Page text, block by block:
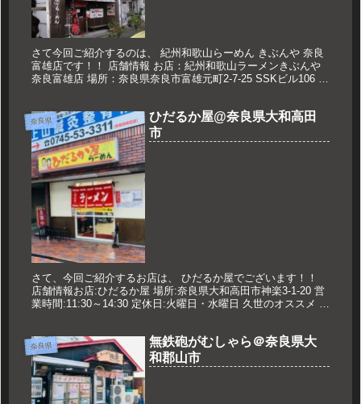
さて今回ご紹介するのは、 紀州和歌山らーめん きぶんや 奈良
富雄店です！！ 店舗情報 お店：紀州和歌山ラーメンきぶんや
奈良富雄店 場所：奈良県奈良市富雄元町2-7-25 SSKビル106 営
奈良県
ひだるか屋@奈良県大和高田
市
さて、今回ご紹介するお店は、 ひだるか屋でございます！！
店舗情報お店:ひだるか屋 場所:奈良県大和高田市神楽3-1-20 営
業時間:11:30～14:30 定休日:火曜日・水曜日 久世のオススメ 塩
奈良県
無鉄砲がむしゃら＠奈良県大
和郡山市